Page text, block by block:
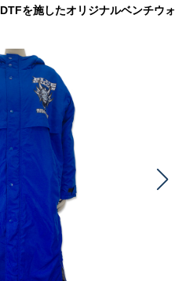
を施したオリジナルベンチウォ